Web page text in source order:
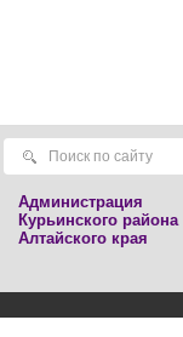
Администрация
Курьинского района
Алтайского края